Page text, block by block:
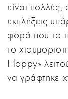
είναι
εκπλήξεις
φορά που το
το
Floppy»
να γράφτηκε